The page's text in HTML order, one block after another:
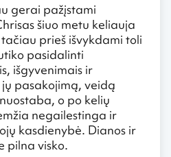
gerai pažįstami
šiuo metu keliauja
prieš išvykdami toli
pasidalinti
išgyvenimais ir
pasakojimą, veidą
o po kelių
negailestinga ir
kasdienybė. Dianos ir
pilna visko.